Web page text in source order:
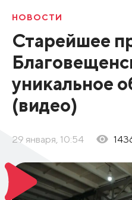
НОВОСТИ
Старейшее
уникальное
(видео)
29 января, 10:54